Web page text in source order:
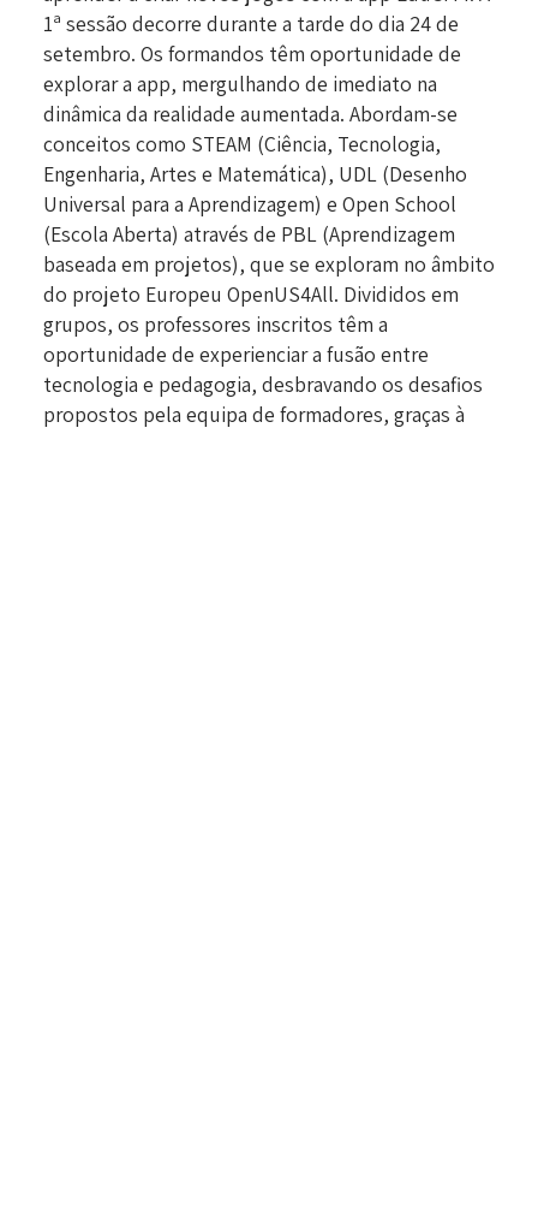
1ª sessão decorre durante a tarde do dia 24 de
setembro. Os formandos têm oportunidade de
explorar a app, mergulhando de imediato na
dinâmica da realidade aumentada. Abordam-se
conceitos como STEAM (Ciência, Tecnologia,
Engenharia, Artes e Matemática), UDL (Desenho
Universal para a Aprendizagem) e Open School
(Escola Aberta) através de PBL (Aprendizagem
baseada em projetos), que se exploram no âmbito
do projeto Europeu OpenUS4All. Divididos em
grupos, os professores inscritos têm a
oportunidade de experienciar a fusão entre
tecnologia e pedagogia, desbravando os desafios
propostos pela equipa de formadores, graças à